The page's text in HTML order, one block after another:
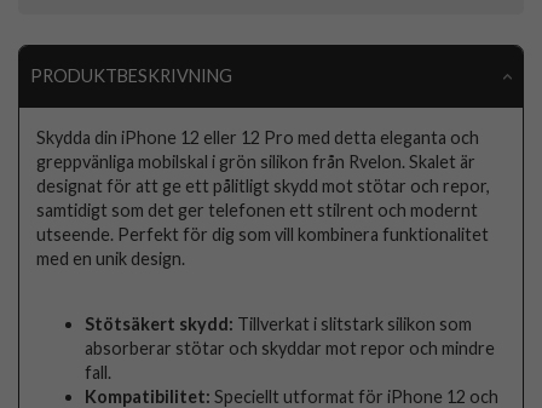
PRODUKTBESKRIVNING
Skydda din iPhone 12 eller 12 Pro med detta eleganta och
greppvänliga mobilskal i grön silikon från Rvelon. Skalet är
designat för att ge ett pålitligt skydd mot stötar och repor,
samtidigt som det ger telefonen ett stilrent och modernt
utseende. Perfekt för dig som vill kombinera funktionalitet
med en unik design.
Stötsäkert skydd: Tillverkat i slitstark silikon som
absorberar stötar och skyddar mot repor och mindre
fall.
Kompatibilitet: Speciellt utformat för iPhone 12 och